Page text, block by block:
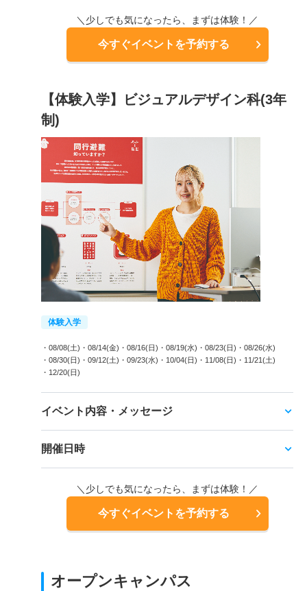
＼少しでも気になったら、まずは体験！／
今すぐイベントを予約する
【体験入学】ビジュアルデザイン科(3年
制)
体験入学
・08/08(土) ・08/14(金) ・08/16(日) ・08/19(水) ・08/23(日) ・08/26(水)
・08/30(日) ・09/12(土) ・09/23(水) ・10/04(日) ・11/08(日) ・11/21(土)
・12/20(日)
イベント内容・メッセージ
開催日時
＼少しでも気になったら、まずは体験！／
今すぐイベントを予約する
オープンキャンパス